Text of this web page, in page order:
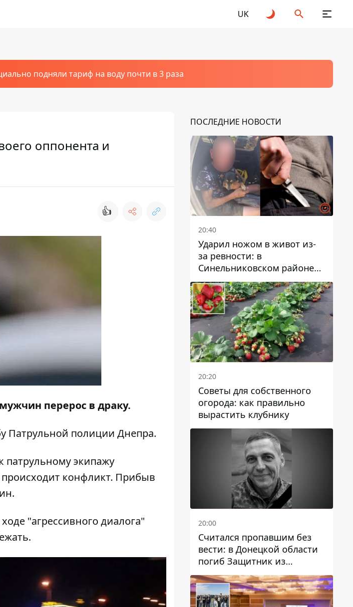
UK
подняли тариф на воду почти в 3 раза
оппонента и
👍
перерос в драку.
Патрульной полиции Днепра.
патрульному экипажу
конфликт. Прибыв
"агрессивного диалога"
ПОСЛЕДНИЕ НОВОСТИ
20:40
Ударил ножом в живот из-
за ревности: в
Синельниковском районе
задержали 49-летнего
мужчину за убийство
20:20
Советы для собственного
огорода: как правильно
вырастить клубнику
20:00
Считался пропавшим без
вести: в Донецкой области
погиб Защитник из
Каменского Антон
Красовский